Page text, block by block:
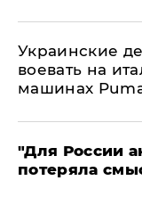
Украинские
воевать на
машинах
"Для России
потеряла